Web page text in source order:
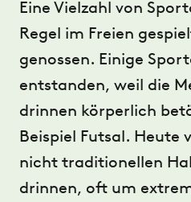
Eine Vielzahl von
Regel im Freien
genossen. Einige
entstanden, weil die
drinnen körperlich
Beispiel Futsal. Heute
nicht traditionellen
drinnen, oft um